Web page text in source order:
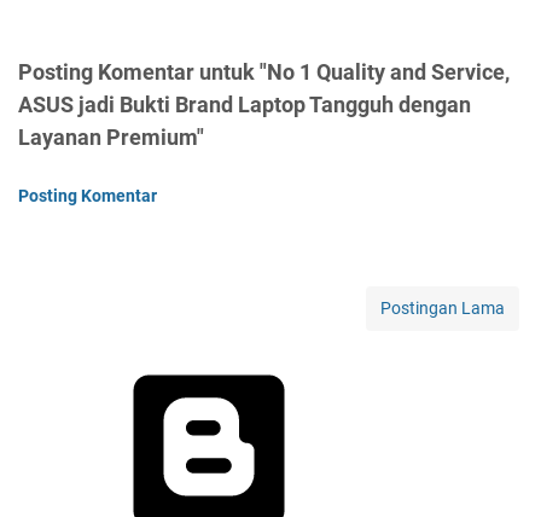
Posting Komentar untuk "No 1 Quality and Service,
ASUS jadi Bukti Brand Laptop Tangguh dengan
Layanan Premium"
Posting Komentar
Postingan Lama